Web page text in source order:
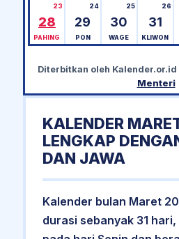
28
23
PAHING
29
24
PON
30
25
WAGE
31
26
KLIWON
Diterbitkan oleh Kalender.or.id
Menteri
KALENDER
LENGKAP
DAN JAWA
Kalender bulan Maret
durasi sebanyak 31